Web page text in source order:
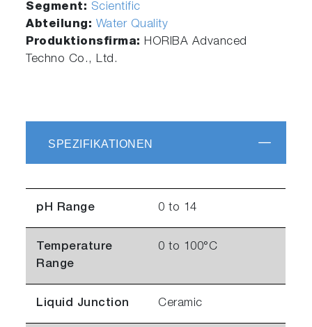
Segment: Scientific
Abteilung: Water Quality
Produktionsfirma:HORIBA Advanced
Techno Co., Ltd.
SPEZIFIKATIONEN
pH Range 0 to 14
Temperature
Range
0 to 100°C
Liquid Junction Ceramic